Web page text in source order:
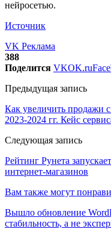
нейросетью.
Источник
VK Реклама
388
Поделится VKOK.ru
Предыдущая запись
Как увеличить продажи
2023-2024 гг. Кейс
Следующая запись
Рейтинг Рунета
интернет-магазинов
Вам также могут
Вышло обновление
стабильность, а не